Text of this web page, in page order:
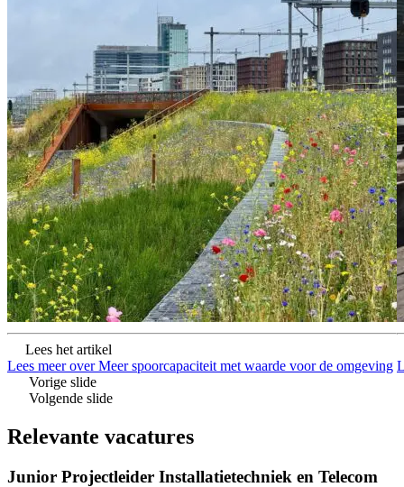
Lees het artikel
Lees meer over Meer spoorcapaciteit met waarde voor de omgeving
Vorige slide
Volgende slide
Relevante vacatures
Junior Projectleider Installatietechniek en Telecom